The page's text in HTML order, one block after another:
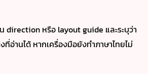
direction หรือ layout guide และระบุว่า
อ่านได้ หากเครื่องมือยังทำภาษาไทยไม่